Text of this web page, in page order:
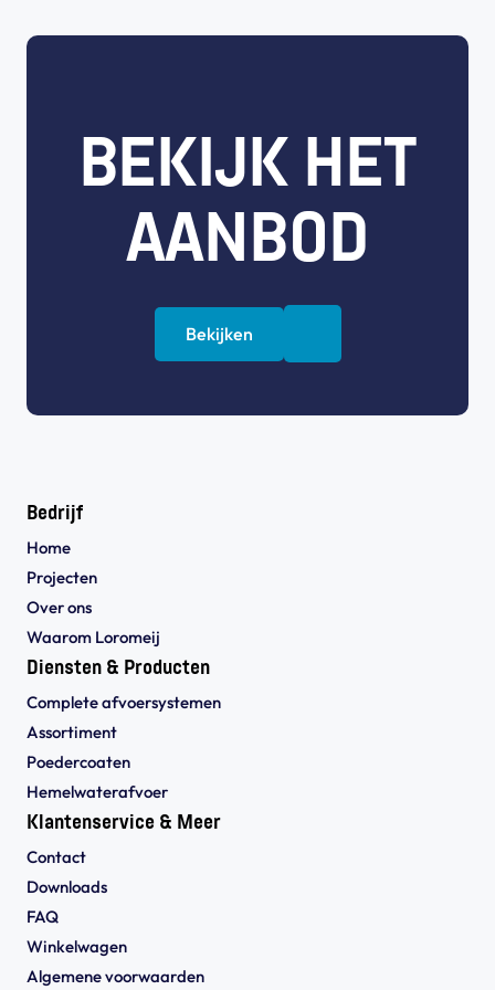
BEKIJK HET
AANBOD
Bekijken
Bedrijf
Home
Projecten
Over ons
Waarom Loromeij
Diensten & Producten
Complete afvoersystemen
Assortiment
Poedercoaten
Hemelwaterafvoer
Klantenservice & Meer
Contact
Downloads
FAQ
Winkelwagen
Algemene voorwaarden